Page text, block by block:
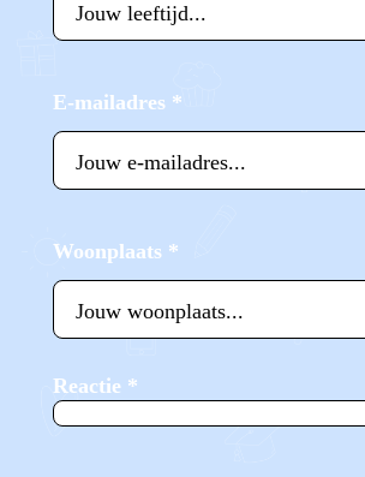
E-mailadres *
Woonplaats *
Reactie *